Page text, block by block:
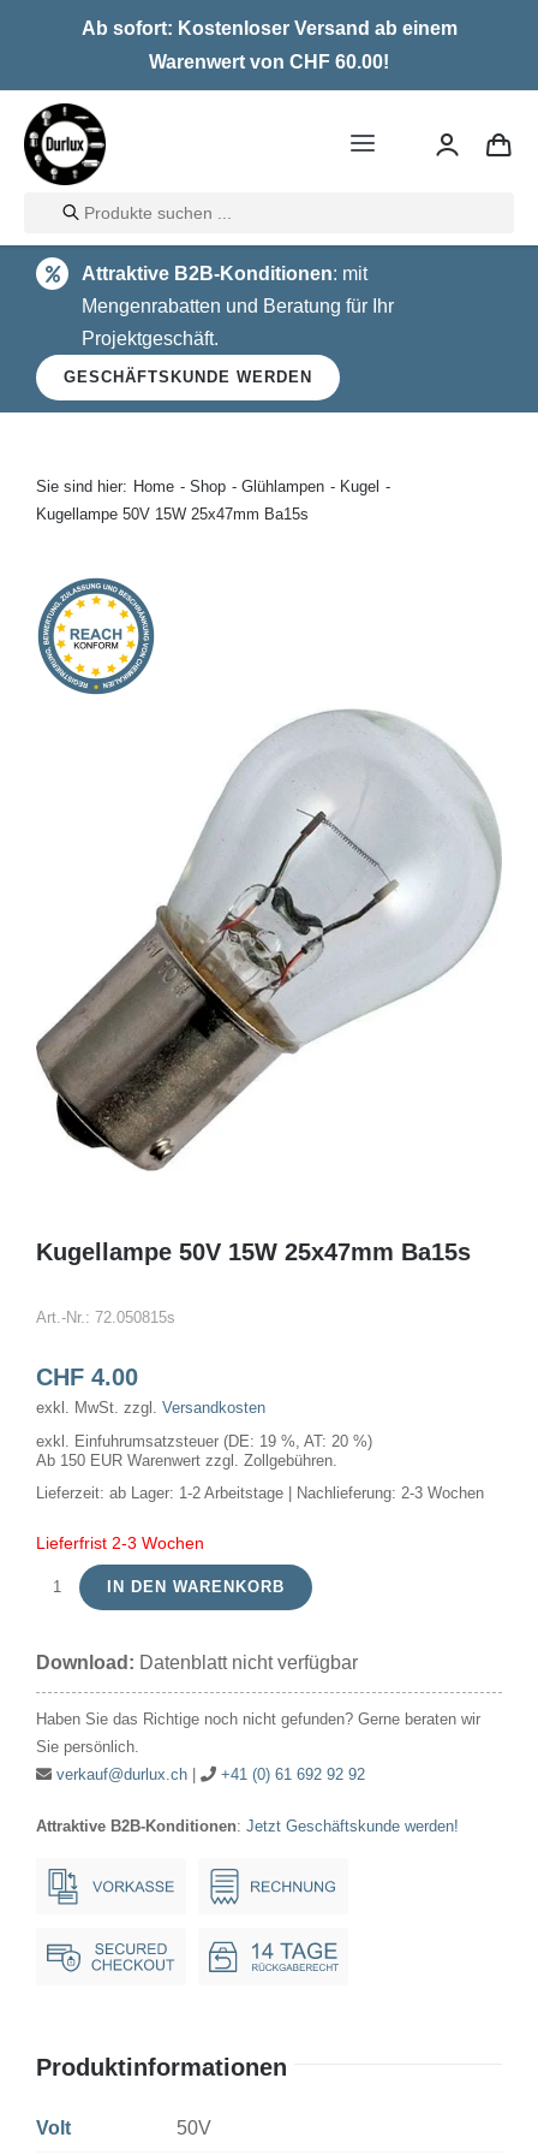
Ab sofort: Kostenloser Versand ab einem
Warenwert von CHF 60.00!
Toggle
Home
LED
Halogen
Glühlampen
Kontakt
Products
search
Attraktive B2B-Konditionen: mit
Mengenrabatten und Beratung für Ihr
Projektgeschäft.
GESCHÄFTSKUNDE WERDEN
Sie sind hier: Home Shop Glühlampen
Kugel
Kugellampe 50V 15W 25x47mm Ba15s
Kugellampe 50V 15W 25x47mm Ba15s
Art.-Nr.: 72.050815s
CHF4.00
exkl. MwSt. zzgl. Versandkosten
exkl. Einfuhrumsatzsteuer (DE: 19 %, AT: 20 %)
Ab 150 EUR Warenwert zzgl. Zollgebühren.
Lieferzeit: ab Lager: 1-2 Arbeitstage | Nachlieferung: 2-3 Wochen
Lieferfrist 2-3 Wochen
Kugellampe
15W
Ba15s
Menge
IN DEN WARENKORB
Download: Datenblatt nicht verfügbar
Haben Sie das Richtige noch nicht gefunden? Gerne beraten wir
Sie persönlich.
verkauf@durlux.ch| +41 (0) 61 692 92 92
Attraktive B2B-Konditionen: Jetzt Geschäftskunde werden!
Produktinformationen
Volt 50V